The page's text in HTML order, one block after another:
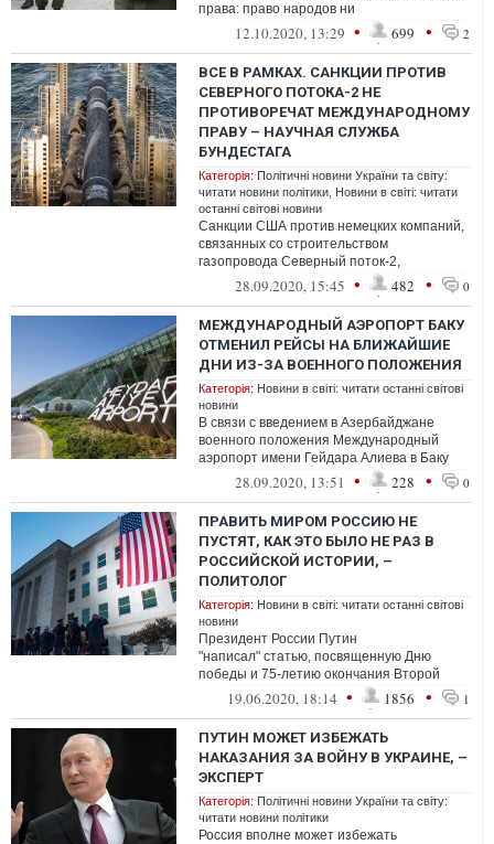
права: право народов ни
самоопределение и право государства
свою территориаль...
12.10.2020, 13:29 • 699 • 2
ВСЕ В РАМКАХ. САНКЦИИ ПРОТИВ
СЕВЕРНОГО ПОТОКА-2 НЕ
ПРОТИВОРЕЧАТ МЕЖДУНАРОДНОМУ
ПРАВУ – НАУЧНАЯ СЛУЖБА
БУНДЕСТАГА
Категорія: Політичні новини України та світу:
читати новини політики Новини в світі: читати
останні світові новини
Санкции США против немецких компаний,
связанных со строительством
газопровода Северный поток-2,
не являются явным нарушением
международного права.
28.09.2020, 15:45 • 482 • 0
МЕЖДУНАРОДНЫЙ АЭРОПОРТ БАКУ
ОТМЕНИЛ РЕЙСЫ НА БЛИЖАЙШИЕ
ДНИ ИЗ-ЗА ВОЕННОГО ПОЛОЖЕНИЯ
Категорія: Новини в світі: читати останні світові
новини
В связи с введением в Азербайджане
военного положения Международный
аэропорт имени Гейдара Алиева в Баку
временно приостановил выполнение
28.09.2020, 13:51 • 228 • 0
ПРАВИТЬ МИРОМ РОССИЮ НЕ
ПУСТЯТ, КАК ЭТО БЫЛО НЕ РАЗ В
РОССИЙСКОЙ ИСТОРИИ, –
ПОЛИТОЛОГ
Категорія: Новини в світі: читати останні світові
новини
Президент России Путин
"написал" статью, посвященную Дню
победы и 75-летию окончания Второй
мировой войны, и формированию
Ялтинского мира.
19.06.2020, 18:14 • 1856 • 1
ПУТИН МОЖЕТ ИЗБЕЖАТЬ
НАКАЗАНИЯ ЗА ВОЙНУ В УКРАИНЕ, –
ЭКСПЕРТ
Категорія: Політичні новини України та світу:
читати новини політики
Россия вполне может избежать